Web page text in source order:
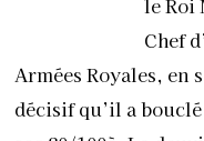
Chef
Armées Royales, en
décisif qu’il a